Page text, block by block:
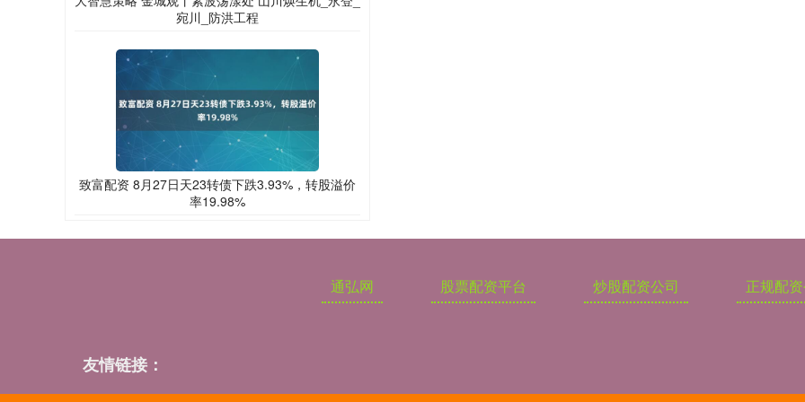
宛川_防洪工程
致富配资 8月27日天23转债下跌3.93%，转股溢价
率19.98%
通弘网 股票配资平台 炒股配资公司 正规配
友情链接：